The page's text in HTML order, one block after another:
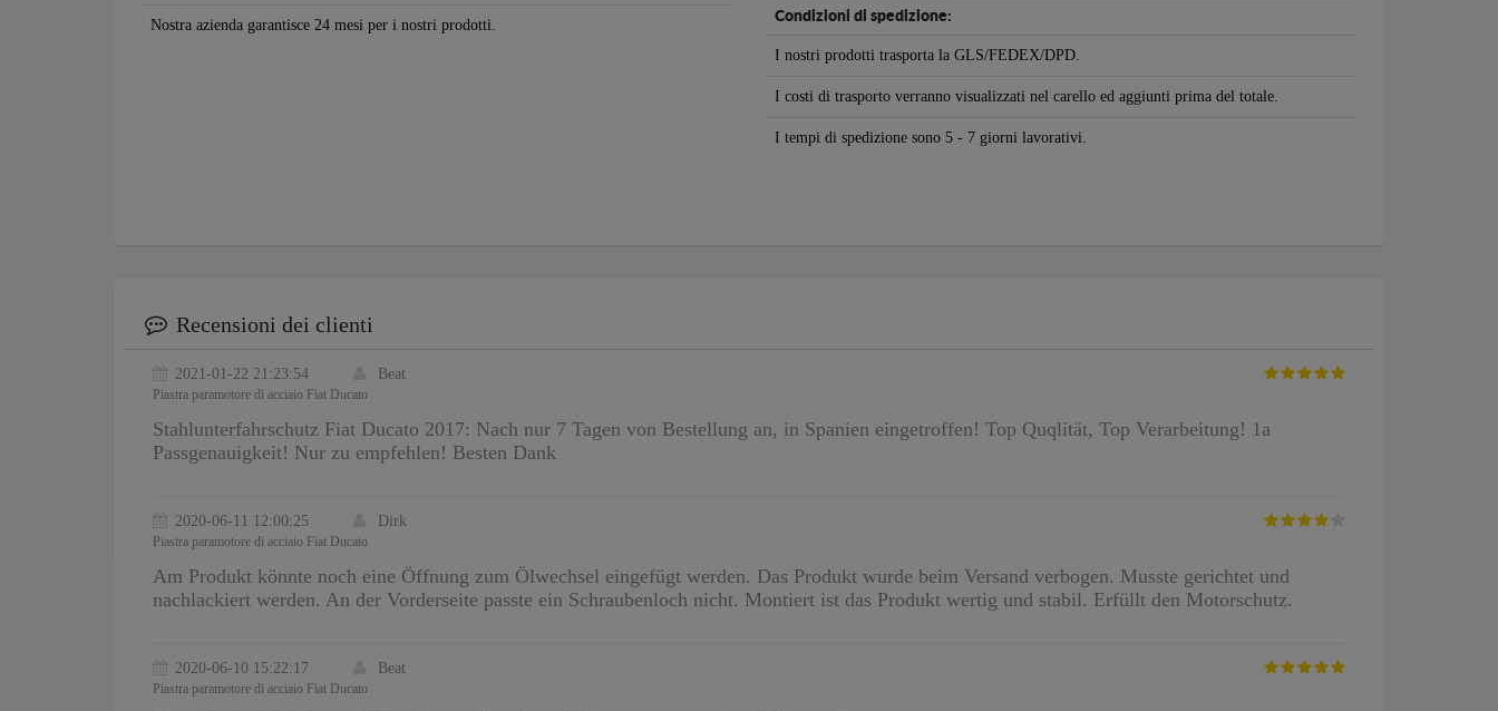
Nostra azienda garantisce 24 mesi per i nostri prodotti. Condizioni di spedizione:
I nostri prodotti trasporta la GLS/FEDEX/DPD.
I costi di trasporto verranno visualizzati nel carello ed aggiunti prima del totale.
I tempi di spedizione sono 5 - 7 giorni lavorativi.
Recensioni dei clienti
2021-01-22 21:23:54 Beat
Piastra paramotore di acciaio Fiat Ducato
Stahlunterfahrschutz Fiat Ducato 2017: Nach nur 7 Tagen von Bestellung an, in Spanien eingetroffen! Top Quqlität, Top Verarbeitung! 1a
Passgenauigkeit! Nur zu empfehlen! Besten Dank
2020-06-11 12:00:25 Dirk
Piastra paramotore di acciaio Fiat Ducato
Am Produkt könnte noch eine Öffnung zum Ölwechsel eingefügt werden. Das Produkt wurde beim Versand verbogen. Musste gerichtet und
nachlackiert werden. An der Vorderseite passte ein Schraubenloch nicht. Montiert ist das Produkt wertig und stabil. Erfüllt den Motorschutz.
2020-06-10 15:22:17 Beat
Piastra paramotore di acciaio Fiat Ducato